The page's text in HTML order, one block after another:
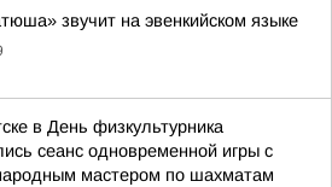
звучит на эвенкийском языке
в День физкультурника
сеанс одновременной игры с
мастером по шахматам